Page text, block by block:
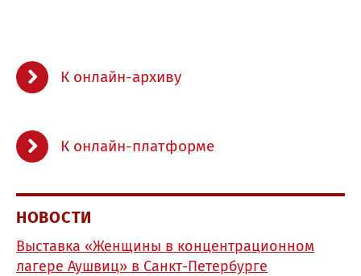
К онлайн-архиву
К онлайн-платформе
НOВОСТИ
Выставка «Женщины в концентрационном
лагере Аушвиц» в Санкт-Петербурге